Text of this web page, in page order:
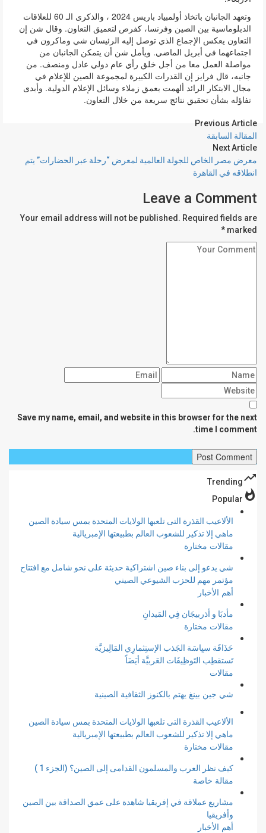
وتعهد الجانبان باتخاذ أولمبياد باريس 2024 ، والذكرى الـ 60 للعلاقات
الدبلوماسية بين الصين وفرنسا، كفرص لتعميق التعاون. وقال شن إن
التعاون يعكس الإجماع الذي توصل إليه الرئيسان شي وماكرون في
اجتماعهما في أبريل الماضي. ويأمل شن أن يتمكن الجانبان من
مواصلة العمل معا من أجل خلق رأي عام دولي عادل ومنصف. من
جانبه، قال فرايز إن القدرات الكبيرة لمجموعة الصين للإعلام في
مجال الابتكار الرائد ألهمت بعمق زملاء وسائل الإعلام الدولية. وأبدى
تفاؤله بشأن تحقيق نتائج سريعة من خلال التعاون.
Previous Article
المقالة السابقة
Next Article
معرض مصر الخاص للجولة العالمية لمعرض “رحلة عبر الحضارات” يتم
انطلاقه في القاهرة
Leave a Comment
Your email address will not be published. Required fields are
marked *
Save my name, email, and website in this browser for the next
time I comment.
trending_up
Trending
whatshot
Popular
الألاعيب القذرة التى تلعبها الولايات المتحدة بمس سيادة الصين
ماهي إلا تذكير للشعوب العالم بطبيعتها الإمبريالية
مقالات مختارة
شي يدعو إلى بناء صين اشتراكية حديثة على نحو شامل مع افتتاح
مؤتمر مهم للحزب الشيوعي الصيني
أهم الأخبار
مأدبَا و أذربيجَان فِي المَيدانِ
مقالات مختارة
حَذَاقَة سيِاسَة الجَذب الإستِثمارِي المَالِيزيَّة
تَستقطِب التَوظِيفَات العَربيَّة أيَضَاً
مقالات
شي جين بينغ يهتم بالكنوز الثقافية الصينية
الألاعيب القذرة التى تلعبها الولايات المتحدة بمس سيادة الصين
ماهي إلا تذكير للشعوب العالم بطبيعتها الإمبريالية
مقالات مختارة
كيف نظر العرب والمسلمون القدامى إلى الصين؟ (الجزء 1 )
مقالة خاصة
مشاريع عملاقة في إفريقيا شاهدة على عمق الصداقة بين الصين
وأفريقيا
أهم الأخبار